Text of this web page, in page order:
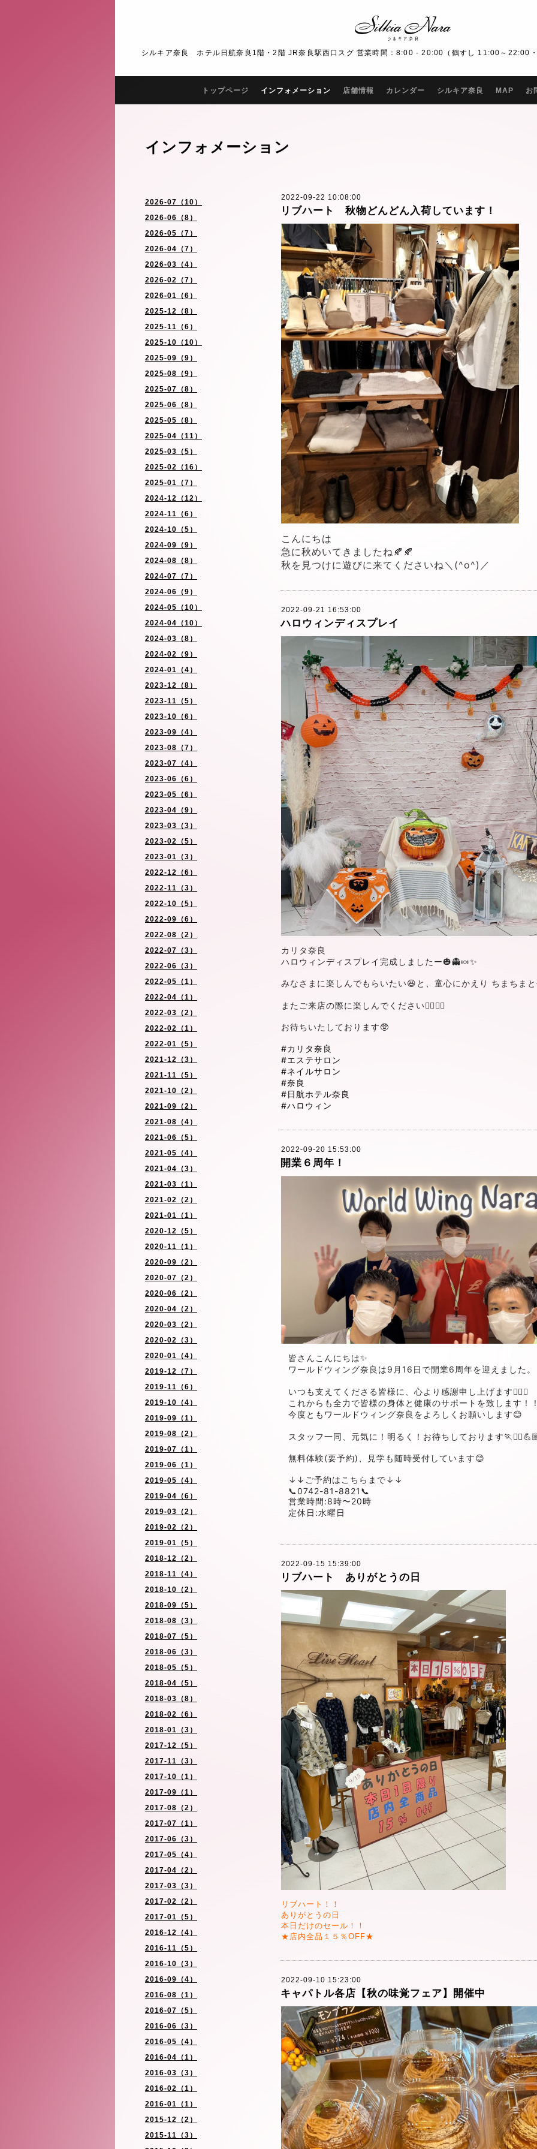
シルキア奈良 ホテル日航奈良1階・2階 JR奈良駅西口スグ 営業時間：8:00 - 20:00（鶴すし 11:00～
トップページ インフォメーション 店舗情報 カレンダー シルキア奈良 MAP お
2026-07（10）
2026-06（8）
2026-05（7）
2026-04（7）
2026-03（4）
2026-02（7）
2026-01（6）
2025-12（8）
2025-11（6）
2025-10（10）
2025-09（9）
2025-08（9）
2025-07（8）
2025-06（8）
2025-05（8）
2025-04（11）
2025-03（5）
2025-02（16）
2025-01（7）
2024-12（12）
2024-11（6）
2024-10（5）
2024-09（9）
2024-08（8）
2024-07（7）
2024-06（9）
2024-05（10）
2024-04（10）
2024-03（8）
2024-02（9）
2024-01（4）
2023-12（8）
2023-11（5）
2023-10（6）
2023-09（4）
2023-08（7）
2023-07（4）
2023-06（6）
2023-05（6）
2023-04（9）
2023-03（3）
2023-02（5）
2023-01（3）
2022-12（6）
2022-11（3）
2022-10（5）
2022-09（6）
2022-08（2）
2022-07（3）
2022-06（3）
2022-05（1）
2022-04（1）
2022-03（2）
2022-02（1）
2022-01（5）
2021-12（3）
2021-11（5）
2021-10（2）
2021-09（2）
2021-08（4）
2021-06（5）
2021-05（4）
2021-04（3）
2021-03（1）
2021-02（2）
2021-01（1）
2020-12（5）
2020-11（1）
2020-09（2）
2020-07（2）
2020-06（2）
2020-04（2）
2020-03（2）
2020-02（3）
2020-01（4）
2019-12（7）
2019-11（6）
2019-10（4）
2019-09（1）
2019-08（2）
2019-07（1）
2019-06（1）
2019-05（4）
2019-04（6）
2019-03（2）
2019-02（2）
2019-01（5）
2018-12（2）
2018-11（4）
2018-10（2）
2018-09（5）
2018-08（3）
2018-07（5）
2018-06（3）
2018-05（5）
2018-04（5）
2018-03（8）
2018-02（6）
2018-01（3）
2017-12（5）
2017-11（3）
2017-10（1）
2017-09（1）
2017-08（2）
2017-07（1）
2017-06（3）
2017-05（4）
2017-04（2）
2017-03（3）
2017-02（2）
2017-01（5）
2016-12（4）
2016-11（5）
2016-10（3）
2016-09（4）
2016-08（1）
2016-07（5）
2016-06（3）
2016-05（4）
2016-04（1）
2016-03（3）
2016-02（1）
2016-01（1）
2015-12（2）
2015-11（3）
インフォメーション
2022-09-22 10:08:00
リブハート 秋物どんどん入荷しています！
こんにちは
急に秋めいてきましたね🍂🍂
秋を見つけに遊びに来てくださいね＼(^o^)／
2022-09-21 16:53:00
ハロウィンディスプレイ
カリタ奈良
ハロウィンディスプレイ完成しましたー🎃👻🍬✨
みなさまに楽しんでもらいたい😆と、童心にかえり ちまちま
またご来店の際に楽しんでください🧟‍♀️🧟‍♂️
お待ちいたしております🥸
#カリタ奈良
#エステサロン
#ネイルサロン
#奈良
#日航ホテル奈良
#ハロウィン
2022-09-20 15:53:00
開業６周年！
皆さんこんにちは✨
ワールドウィング奈良は9月16日で開業6周年を迎えました。
いつも支えてくださる皆様に、心より感謝申し上げます🙇‍♂️✨
これからも全力で皆様の身体と健康のサポートを致します！
今度ともワールドウィング奈良をよろしくお願いします😊
スタッフ一同、元気に！明るく！お待ちしております
無料体験(要予約)、見学も随時受付しています😊
↓↓ご予約はこちらまで↓↓
📞0742-81-8821📞
営業時間:8時〜20時
定休日:水曜日
2022-09-15 15:39:00
リブハート ありがとうの日
リブハート！！
ありがとうの日
本日だけのセール！！
★店内全品１５％OFF★
2022-09-10 15:23:00
キャパトル各店【秋の味覚フェア】開催中